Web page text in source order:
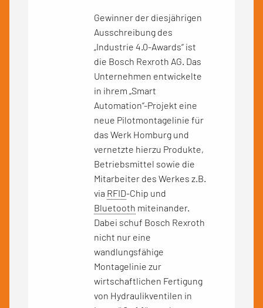
Gewinner der diesjährigen
Ausschreibung des
„Industrie 4.0-Awards“ ist
die Bosch Rexroth AG. Das
Unternehmen entwickelte
in ihrem „Smart
Automation“-Projekt eine
neue Pilotmontagelinie für
das Werk Homburg und
vernetzte hierzu Produkte,
Betriebsmittel sowie die
Mitarbeiter des Werkes z.B.
via RFID-Chip und
Bluetooth miteinander.
Dabei schuf Bosch Rexroth
nicht nur eine
wandlungsfähige
Montagelinie zur
wirtschaftlichen Fertigung
von Hydraulikventilen in